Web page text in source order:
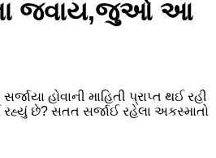
ના જવાય,જુઓ આ
હોવાની માહિતી પ્રાપ્ત થઈ રહી
રહ્યું છે? સતત સર્જાઈ રહેલા અકસ્માતો